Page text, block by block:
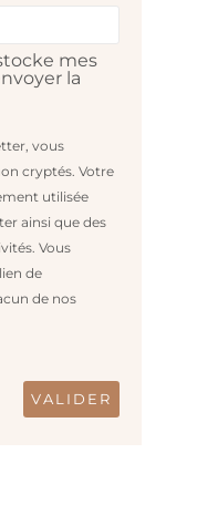
mes
la
vous
cryptés. Votre
utilisée
ainsi que des
Vous
de
de nos